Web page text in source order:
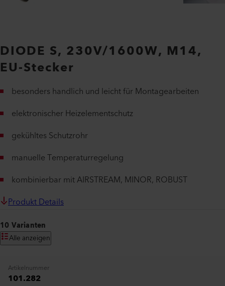
DIODE S, 230V/1600W, M14,
EU-Stecker
besonders handlich und leicht für Montagearbeiten
elektronischer Heizelementschutz
gekühltes Schutzrohr
manuelle Temperaturregelung
kombinierbar mit AIRSTREAM, MINOR, ROBUST
Produkt Details
10 Varianten
Alle anzeigen
Artikelnummer
101.282